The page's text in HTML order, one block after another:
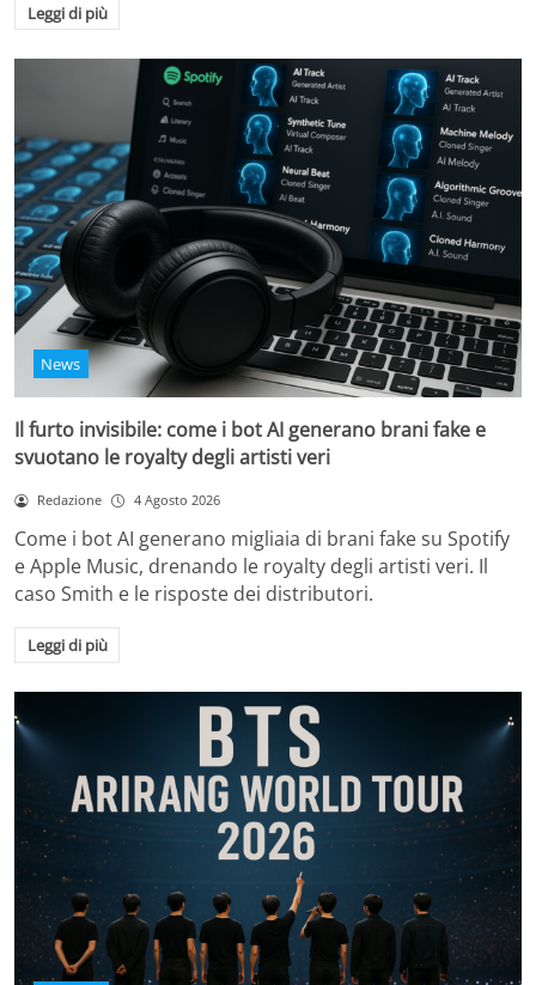
Leggi di più
News
Il furto invisibile: come i bot AI generano brani fake e
svuotano le royalty degli artisti veri
Redazione 4 Agosto 2026
Come i bot AI generano migliaia di brani fake su Spotify
e Apple Music, drenando le royalty degli artisti veri. Il
caso Smith e le risposte dei distributori.
Leggi di più